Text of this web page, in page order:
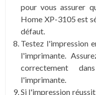
pour vous assurer
Home XP-3105 est
défaut.
Testez l'impression
l'imprimante.
correctement
l'imprimante.
Si l'impression